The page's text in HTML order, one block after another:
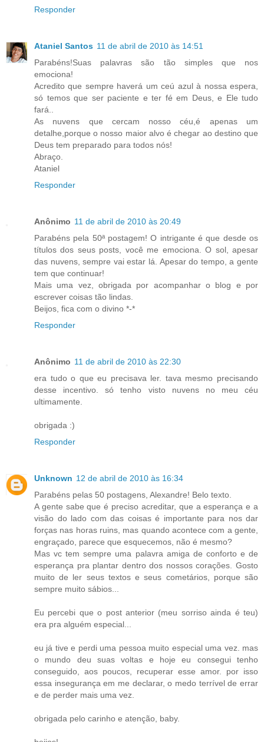
Responder
Ataniel Santos 11 de abril de 2010 às 14:51
Parabéns!Suas palavras são tão simples que nos
emociona!
Acredito que sempre haverá um ceú azul à nossa espera,
só temos que ser paciente e ter fé em Deus, e Ele tudo
fará..
As nuvens que cercam nosso céu,é apenas um
detalhe,porque o nosso maior alvo é chegar ao destino que
Deus tem preparado para todos nós!
Abraço.
Ataniel
Responder
Anônimo 11 de abril de 2010 às 20:49
Parabéns pela 50ª postagem! O intrigante é que desde os
títulos dos seus posts, você me emociona. O sol, apesar
das nuvens, sempre vai estar lá. Apesar do tempo, a gente
tem que continuar!
Mais uma vez, obrigada por acompanhar o blog e por
escrever coisas tão lindas.
Beijos, fica com o divino *-*
Responder
Anônimo 11 de abril de 2010 às 22:30
era tudo o que eu precisava ler. tava mesmo precisando
desse incentivo. só tenho visto nuvens no meu céu
ultimamente.
obrigada :)
Responder
Unknown 12 de abril de 2010 às 16:34
Parabéns pelas 50 postagens, Alexandre! Belo texto.
A gente sabe que é preciso acreditar, que a esperança e a
visão do lado com das coisas é importante para nos dar
forças nas horas ruins, mas quando acontece com a gente,
engraçado, parece que esquecemos, não é mesmo?
Mas vc tem sempre uma palavra amiga de conforto e de
esperança pra plantar dentro dos nossos corações. Gosto
muito de ler seus textos e seus cometários, porque são
sempre muito sábios...
Eu percebi que o post anterior (meu sorriso ainda é teu)
era pra alguém especial...
eu já tive e perdi uma pessoa muito especial uma vez. mas
o mundo deu suas voltas e hoje eu consegui tenho
conseguido, aos poucos, recuperar esse amor. por isso
essa insegurança em me declarar, o medo terrível de errar
e de perder mais uma vez.
obrigada pelo carinho e atenção, baby.